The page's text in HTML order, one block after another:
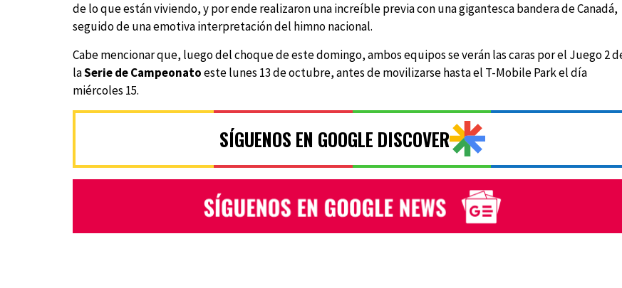
de lo que están viviendo, y por ende realizaron una increíble previa con una gigantesca bandera de Canadá,
seguido de una emotiva interpretación del himno nacional.
Cabe mencionar que, luego del choque de este domingo, ambos equipos se verán las caras por el Juego 2
laSerie de Campeonatoeste lunes 13 de octubre, antes de movilizarse hasta el T-Mobile Park el día
miércoles 15.
SÍGUENOS EN GOOGLE DISCOVER